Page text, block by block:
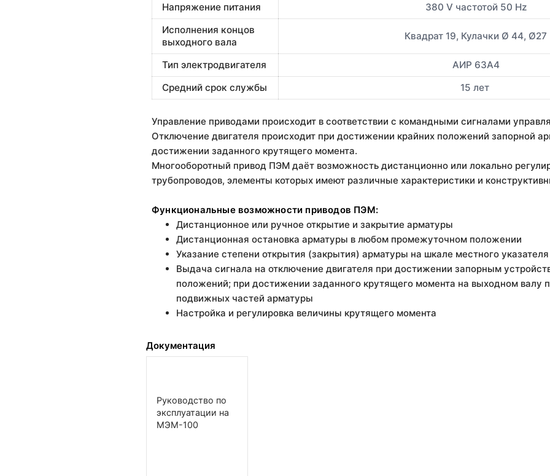
Напряжение питания
380 V частотой 50 Hz
Исполнения концов
выходного вала
Квадрат 19, Кулачки Ø 44, Ø27
Тип электродвигателя
АИР 63А4
Средний срок службы
15 лет
Управление приводами происходит в соответствии с командными сигналами
Отключение двигателя происходит при достижении крайних положений запорной
достижении заданного крутящего момента.
Многооборотный привод ПЭМ даёт возможность дистанционно или локально
трубопроводов, элементы которых имеют различные характеристики и
Функциональные возможности приводов ПЭМ:
Дистанционное или ручное открытие и закрытие арматуры
Дистанционная остановка арматуры в любом промежуточном положении
Указание степени открытия (закрытия) арматуры на шкале местного указателя
Выдача сигнала на отключение двигателя при достижении запорным
положений; при достижении заданного крутящего момента на выходном валу
подвижных частей арматуры
Настройка и регулировка величины крутящего момента
Документация
Руководство по
эксплуатации на
МЭМ-100